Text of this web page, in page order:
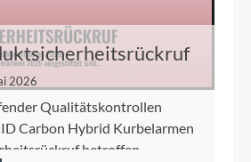
Hybrid Kurbelarme
2026
Qualitätskontrollen
Carbon Hybrid Kurbelarmen
betroffen.